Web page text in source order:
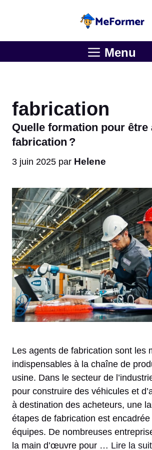
Menu
fabrication
Quelle formation pour être
fabrication ?
3 juin 2025 par Helene
Les agents de fabrication sont les
indispensables à la chaîne de
usine. Dans le secteur de
pour construire des véhicules et
à destination des acheteurs, une
étapes de fabrication est
équipes. De nombreuses
la main d’œuvre pour … Lire la